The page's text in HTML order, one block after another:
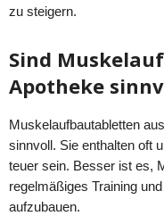
zu steigern.
Sind
Apotheke
Muskelaufbautabletten
sinnvoll. Sie enthalten oft
teuer sein. Besser ist es,
regelmäßiges Training
aufzubauen.